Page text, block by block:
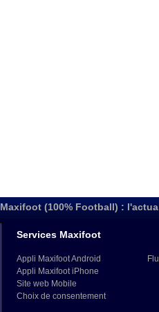
Maxifoot (100% Football) :
Services Maxifoot
Appli Maxifoot Android
Appli Maxifoot iPhone
Site web Mobile
Choix de consentement